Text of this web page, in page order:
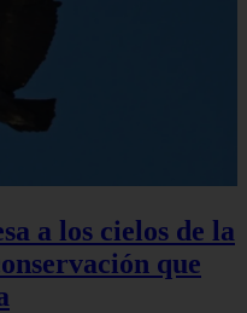
a los cielos de la
que